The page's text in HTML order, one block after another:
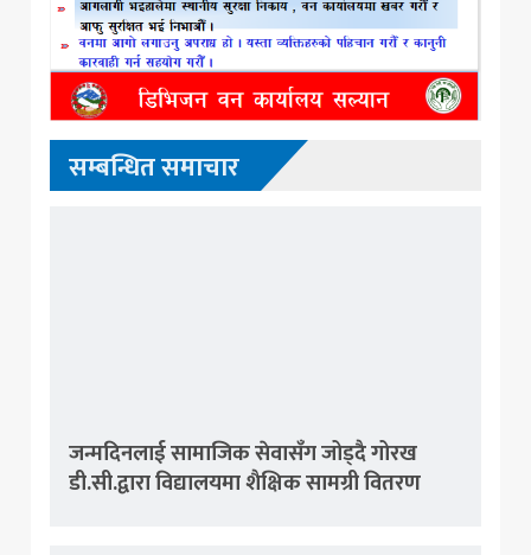
सम्बन्धित समाचार
जन्मदिनलाई सामाजिक सेवासँग जोड्दै गोरख
डी.सी.द्वारा विद्यालयमा शैक्षिक सामग्री वितरण